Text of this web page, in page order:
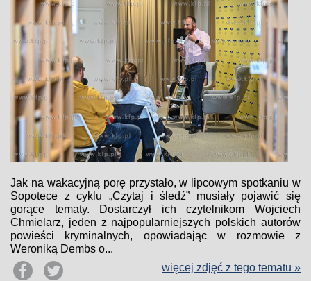
Jak na wakacyjną porę przystało, w lipcowym spotkaniu w
Sopotece z cyklu „Czytaj i śledź” musiały pojawić się
gorące tematy. Dostarczył ich czytelnikom Wojciech
Chmielarz, jeden z najpopularniejszych polskich autorów
powieści kryminalnych, opowiadając w rozmowie z
Weroniką Dembs o...
więcej zdjęć z tego tematu »